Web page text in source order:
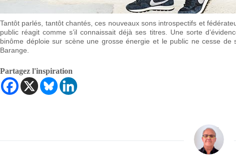
Tantôt parlés, tantôt chantés, ces nouveaux sons introspectifs et
public réagit comme s’il connaissait déjà ses titres. Une sorte
binôme déploie sur scène une grosse énergie et le public ne cesse
Barange.
Partagez l'inspiration